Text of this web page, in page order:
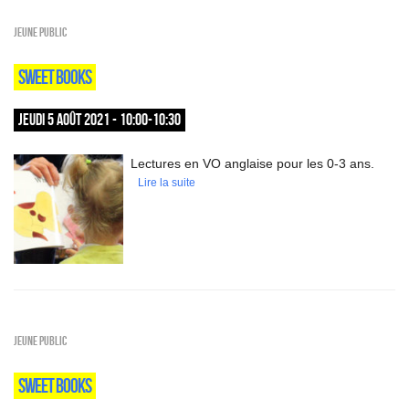
Jeune public
SWEET BOOKS
JEUDI 5 AOÛT 2021 - 10:00-10:30
Lectures en VO anglaise pour les 0-3 ans.
Lire la suite
Jeune public
SWEET BOOKS